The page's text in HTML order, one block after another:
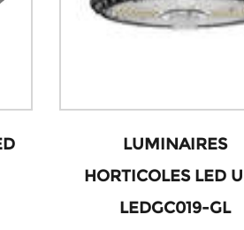
LUMINAIRES
HORTICOLES LED
LEDGC019-GL